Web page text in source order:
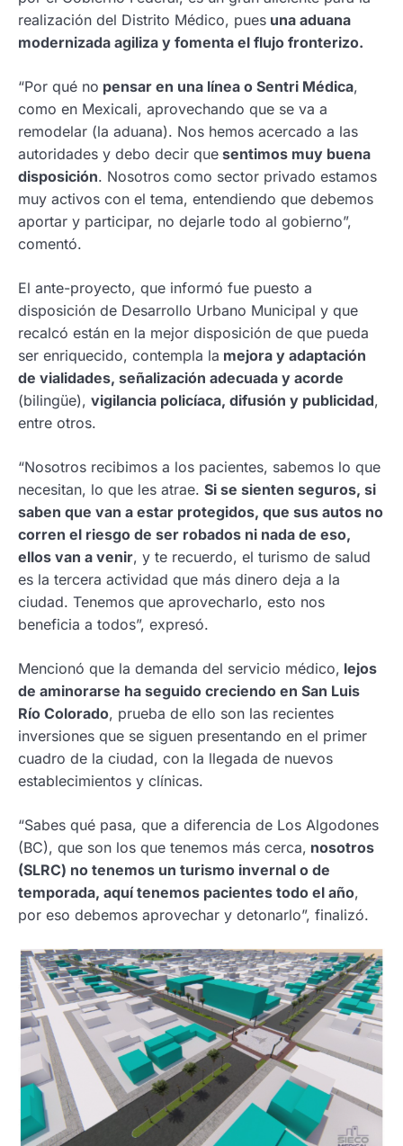
realización del Distrito Médico, pues una aduana
modernizada agiliza y fomenta el flujo fronterizo.
“Por qué no pensar en una línea o Sentri Médica,
como en Mexicali, aprovechando que se va a
remodelar (la aduana). Nos hemos acercado a las
autoridades y debo decir que sentimos muy buena
disposición. Nosotros como sector privado estamos
muy activos con el tema, entendiendo que debemos
aportar y participar, no dejarle todo al gobierno”,
comentó.
El ante-proyecto, que informó fue puesto a
disposición de Desarrollo Urbano Municipal y que
recalcó están en la mejor disposición de que pueda
ser enriquecido, contempla la mejora y adaptación
de vialidades, señalización adecuada y acorde
(bilingüe), vigilancia policíaca, difusión y publicidad,
entre otros.
“Nosotros recibimos a los pacientes, sabemos lo que
necesitan, lo que les atrae. Si se sienten seguros, si
saben que van a estar protegidos, que sus autos no
corren el riesgo de ser robados ni nada de eso,
ellos van a venir, y te recuerdo, el turismo de salud
es la tercera actividad que más dinero deja a la
ciudad. Tenemos que aprovecharlo, esto nos
beneficia a todos”, expresó.
Mencionó que la demanda del servicio médico, lejos
de aminorarse ha seguido creciendo en San Luis
Río Colorado, prueba de ello son las recientes
inversiones que se siguen presentando en el primer
cuadro de la ciudad, con la llegada de nuevos
establecimientos y clínicas.
“Sabes qué pasa, que a diferencia de Los Algodones
(BC), que son los que tenemos más cerca, nosotros
(SLRC) no tenemos un turismo invernal o de
temporada, aquí tenemos pacientes todo el año,
por eso debemos aprovechar y detonarlo”, finalizó.